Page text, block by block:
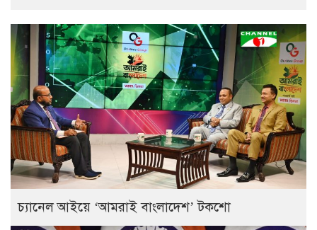
চ্যানেল আইয়ে ‘আমরাই বাংলাদেশ’ টকশো